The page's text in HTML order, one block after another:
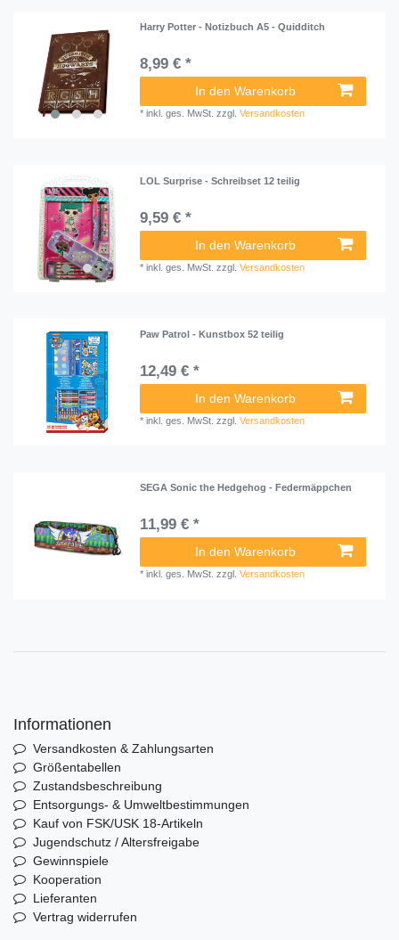
Harry Potter - Notizbuch A5 - Quidditch
8,99 € *
In den Warenkorb
*inkl. ges. MwSt. zzgl.Versandkosten
LOL Surprise - Schreibset 12 teilig
9,59 € *
In den Warenkorb
*inkl. ges. MwSt. zzgl.Versandkosten
Paw Patrol - Kunstbox 52 teilig
12,49 € *
In den Warenkorb
*inkl. ges. MwSt. zzgl.Versandkosten
SEGA Sonic the Hedgehog - Federmäppchen
11,99 € *
In den Warenkorb
*inkl. ges. MwSt. zzgl.Versandkosten
Informationen
Versandkosten & Zahlungsarten
Größentabellen
Zustandsbeschreibung
Entsorgungs- & Umweltbestimmungen
Kauf von FSK/USK 18-Artikeln
Jugendschutz / Altersfreigabe
Gewinnspiele
Kooperation
Lieferanten
Vertrag widerrufen